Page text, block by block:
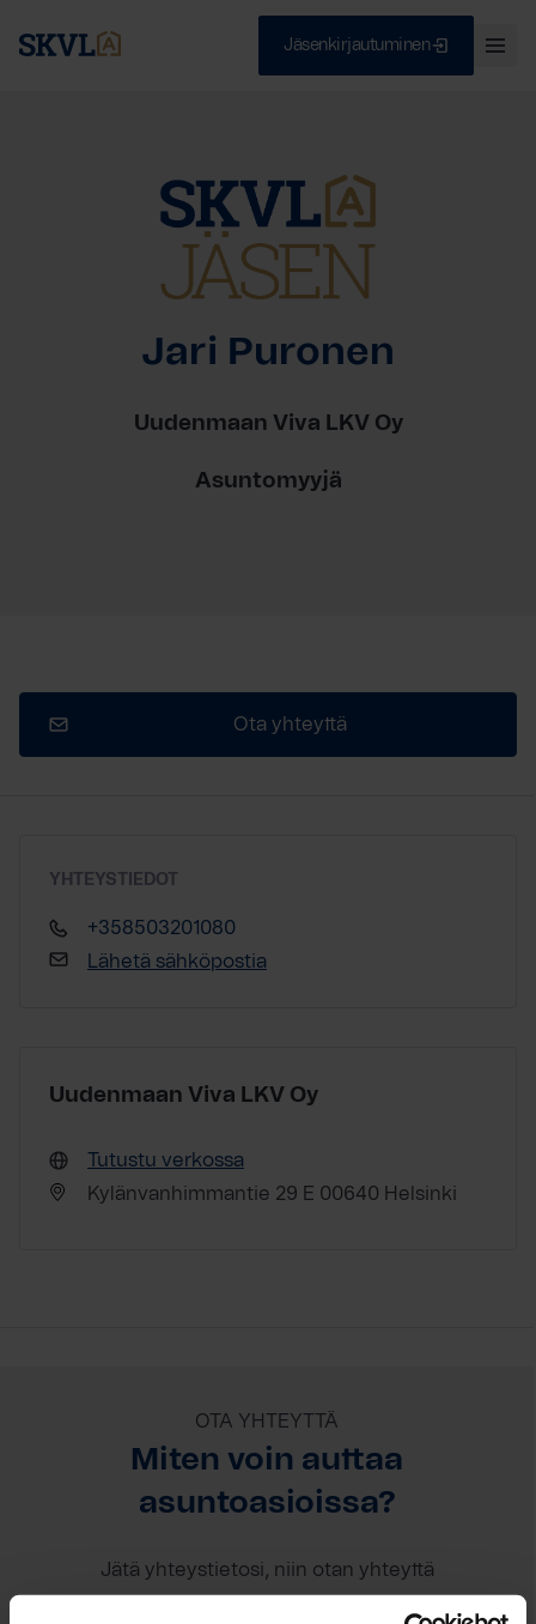
Jäsenkirjautuminen
Jari Puronen
Uudenmaan Viva LKV Oy
Asuntomyyjä
Ota yhteyttä
YHTEYSTIEDOT
+358503201080
Lähetä sähköpostia
Uudenmaan Viva LKV Oy
Tutustu verkossa
Kylänvanhimmantie 29 E 00640 Helsinki
OTA YHTEYTTÄ
Miten voin auttaa
asuntoasioissa?
Jätä yhteystietosi, niin otan yhteyttä